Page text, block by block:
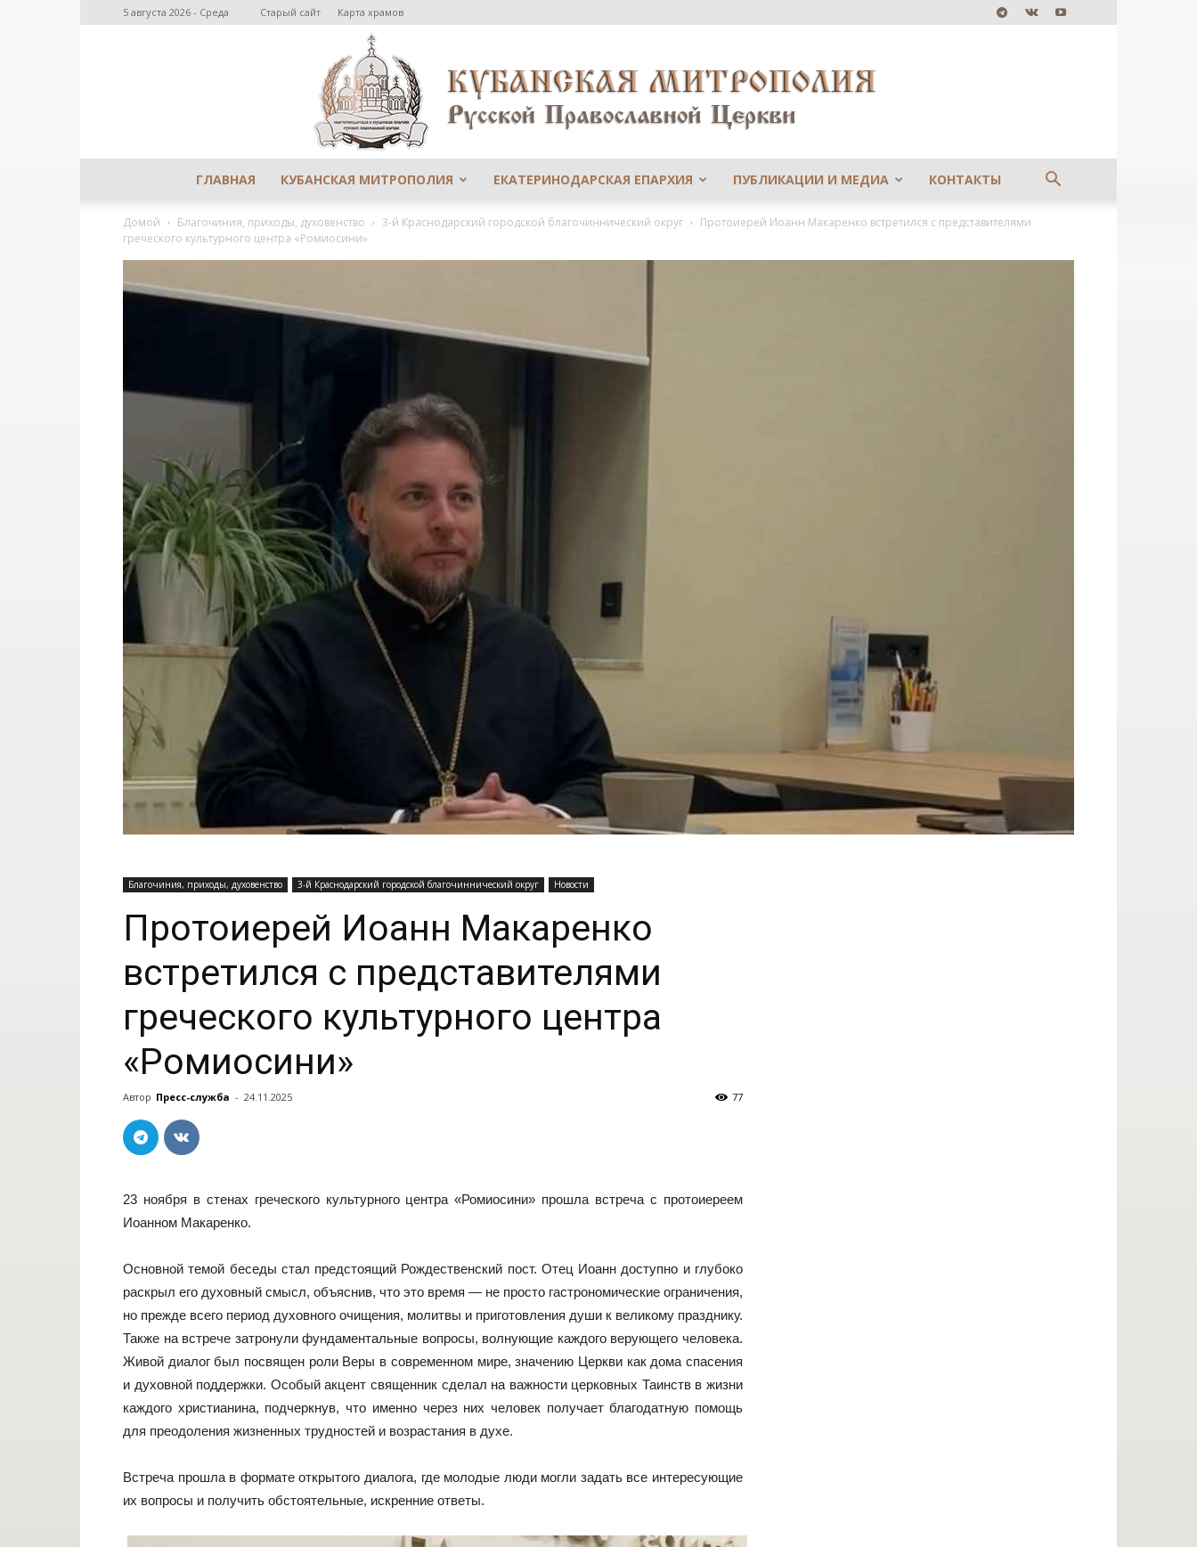
5 августа 2026 - Среда Старый сайт Карта храмов
ГЛАВНАЯ КУБАНСКАЯ МИТРОПОЛИЯ ЕКАТЕРИНОДАРСКАЯ ЕПАРХИЯ ПУБЛИКАЦИИ И МЕДИА КОНТАКТЫ
Домой Благочиния, приходы, духовенство 3-й Краснодарский городской благочиннический округ
Протоиерей Иоанн Макаренко встретился с представителями
греческого культурного центра «Ромиосини»
Благочиния, приходы, духовенство 3-й Краснодарский городской благочиннический округ Новости
Протоиерей Иоанн Макаренко
встретился с представителями
греческого культурного центра
«Ромиосини»
Автор Пресс-служба - 24.11.2025 77
23 ноября в стенах греческого культурного центра «Ромиосини» прошла встреча с протоиереем
Иоанном Макаренко.
Основной темой беседы стал предстоящий Рождественский пост. Отец Иоанн доступно и глубоко
раскрыл его духовный смысл, объяснив, что это время — не просто гастрономические ограничения,
но прежде всего период духовного очищения, молитвы и приготовления души к великому празднику.
Также на встрече затронули фундаментальные вопросы, волнующие каждого верующего человека.
Живой диалог был посвящен роли Веры в современном мире, значению Церкви как дома спасения
и духовной поддержки. Особый акцент священник сделал на важности церковных Таинств в жизни
каждого христианина, подчеркнув, что именно через них человек получает благодатную помощь
для преодоления жизненных трудностей и возрастания в духе.
Встреча прошла в формате открытого диалога, где молодые люди могли задать все интересующие
их вопросы и получить обстоятельные, искренние ответы.